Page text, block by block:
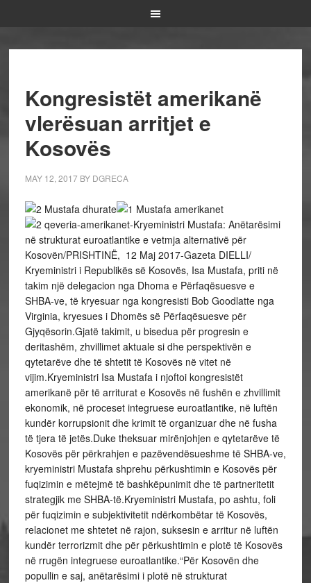
Kongresistët amerikanë
vlerësuan arritjet e
Kosovës
MAY 12, 2017BY DGRECA
-Kryeministri Mustafa: Anëtarësimi
në strukturat euroatlantike e vetmja alternativë për
Kosovën/PRISHTINË, 12 Maj 2017-Gazeta DIELLI/
Kryeministri i Republikës së Kosovës, Isa Mustafa, priti në
takim një delegacion nga Dhoma e Përfaqësuesve e
SHBA-ve, të kryesuar nga kongresisti Bob Goodlatte nga
Virginia, kryesues i Dhomës së Përfaqësuesve për
Gjyqësorin.Gjatë takimit, u bisedua për progresin e
deritashëm, zhvillimet aktuale si dhe perspektivën e
qytetarëve dhe të shtetit të Kosovës në vitet në
vijim.Kryeministri Isa Mustafa i njoftoi kongresistët
amerikanë për të arriturat e Kosovës në fushën e zhvillimit
ekonomik, në proceset integruese euroatlantike, në luftën
kundër korrupsionit dhe krimit të organizuar dhe në fusha
të tjera të jetës.Duke theksuar mirënjohjen e qytetarëve të
Kosovës për përkrahjen e pazëvendësueshme të SHBA-ve,
kryeministri Mustafa shprehu përkushtimin e Kosovës për
fuqizimin e mëtejmë të bashkëpunimit dhe të partneritetit
strategjik me SHBA-të.Kryeministri Mustafa, po ashtu, foli
për fuqizimin e subjektivitetit ndërkombëtar të Kosovës,
relacionet me shtetet në rajon, suksesin e arritur në luftën
kundër terrorizmit dhe për përkushtimin e plotë të Kosovës
në rrugën integruese euroatlantike.“Për Kosovën dhe
popullin e saj, anëtarësimi i plotë në strukturat